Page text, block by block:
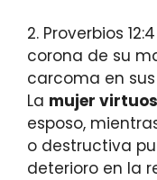
2. Proverbios
corona de su
carcoma en sus
La mujer
esposo,
o destructiva
deterioro en la